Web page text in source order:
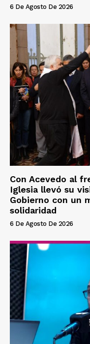
6 De Agosto De 2026
Con Acevedo al
Iglesia llevó su
Gobierno con un
solidaridad
6 De Agosto De 2026